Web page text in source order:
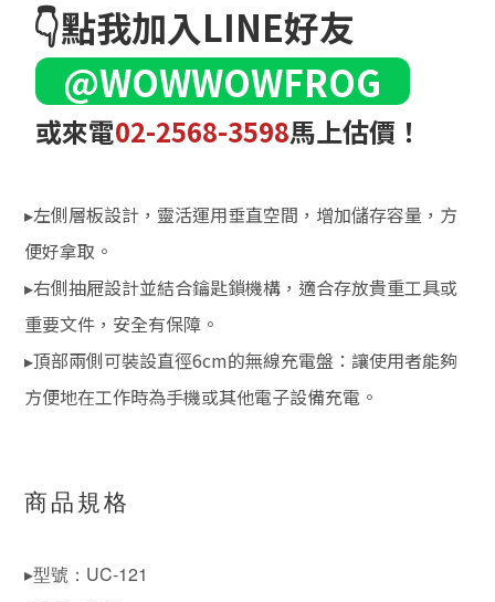
👇點我加入LINE好友
@WOWWOWFROG
或來電02-2568-3598馬上估價！
▸左側層板設計，靈活運用垂直空間，增加儲存容量，方
便好拿取。
▸右側抽屜設計並結合鑰匙鎖機構，適合存放貴重工具或
重要文件，安全有保障。
▸頂部兩側可裝設直徑6cm的無線充電盤：讓使用者能夠
方便地在工作時為手機或其他電子設備充電。
商品規格
▸型號：UC-121